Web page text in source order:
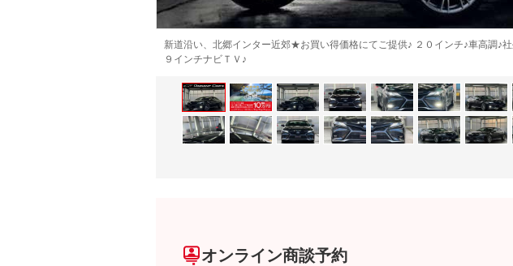
新道沿い、北郷インター近郊★お買い得価格にてご提供♪ ２０インチ♪車高調♪
９インチナビＴＶ♪
オンライン商談予約